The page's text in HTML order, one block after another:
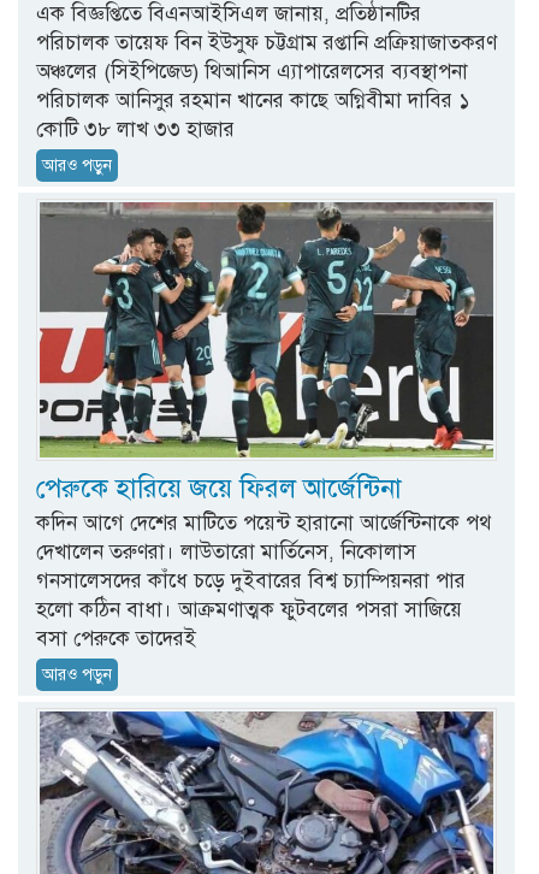
এক বিজ্ঞপ্তিতে বিএনআইসিএল জানায়, প্রতিষ্ঠানটির
পরিচালক তায়েফ বিন ইউসুফ চট্টগ্রাম রপ্তানি প্রক্রিয়াজাতকরণ
অঞ্চলের (সিইপিজেড) থিআনিস এ্যাপারেলসের ব্যবস্থাপনা
পরিচালক আনিসুর রহমান খানের কাছে অগ্নিবীমা দাবির ১
কোটি ৩৮ লাখ ৩৩ হাজার
আরও পড়ুন
পেরুকে হারিয়ে জয়ে ফিরল আর্জেন্টিনা
কদিন আগে দেশের মাটিতে পয়েন্ট হারানো আর্জেন্টিনাকে পথ
দেখালেন তরুণরা। লাউতারো মার্তিনেস, নিকোলাস
গনসালেসদের কাঁধে চড়ে দুইবারের বিশ্ব চ্যাম্পিয়নরা পার
হলো কঠিন বাধা। আক্রমণাত্মক ফুটবলের পসরা সাজিয়ে
বসা পেরুকে তাদেরই
আরও পড়ুন